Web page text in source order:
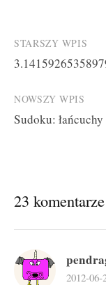
Post
navigation
STARSZY WPIS
NOWSZY WPIS
Sudoku:
23 komentarze
2012-06-